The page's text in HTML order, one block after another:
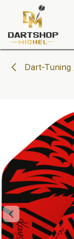
Zum Inhalt springen
Dart-Tuning